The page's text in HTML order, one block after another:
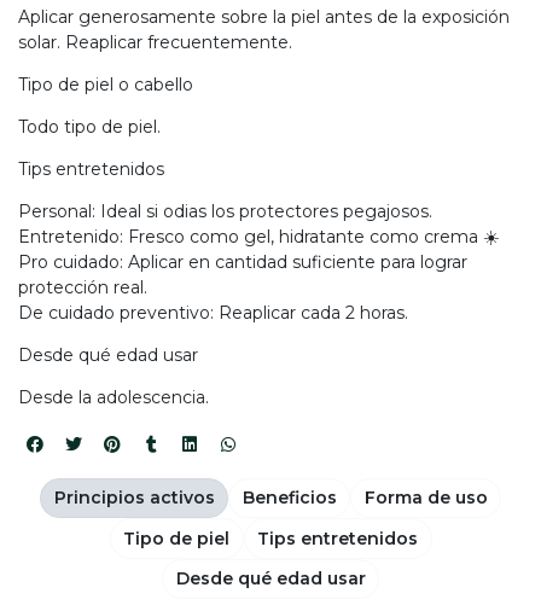
Aplicar generosamente sobre la piel antes de la exposición
solar. Reaplicar frecuentemente.
Tipo de piel o cabello
Todo tipo de piel.
Tips entretenidos
Personal: Ideal si odias los protectores pegajosos.
Entretenido: Fresco como gel, hidratante como crema ☀️
Pro cuidado: Aplicar en cantidad suficiente para lograr
protección real.
De cuidado preventivo: Reaplicar cada 2 horas.
Desde qué edad usar
Desde la adolescencia.
Principios activos Beneficios
Forma de uso
Tipo de piel
Tips entretenidos
Desde qué edad usar